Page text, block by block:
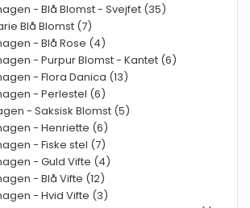
- Blå Blomst - Svejfet (35)
Blå Blomst (7)
- Blå Rose (4)
- Purpur Blomst - Kantet (6)
- Flora Danica (13)
- Perlestel (6)
- Saksisk Blomst (5)
- Henriette (6)
- Fiske stel (7)
- Guld Vifte (4)
- Blå Vifte (12)
- Hvid Vifte (3)